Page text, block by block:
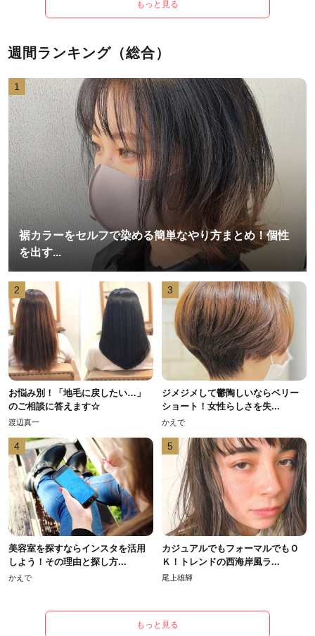
もっと見る
週間ランキング（総合）
1
裾カラーをセルフで染める簡単なやり方まとめ！個性
を出す...
2
お悩み別！「地毛に戻したい…」
のご相談に答えます☆
渡辺真一
3
ジメジメして鬱陶しいならベリー
ショート！女性らしさを失...
かえで
4
美容室を探すならインスタを活用
しよう！その理由と探し方...
かえで
5
カジュアルでもフォーマルでもＯ
Ｋ！トレンドの西海岸風ラ...
尾上雄輝
もっと見る